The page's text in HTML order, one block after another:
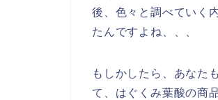
後、色々と調べていく
たんですよね、、、
もしかしたら、あなた
て、はぐくみ葉酸の商